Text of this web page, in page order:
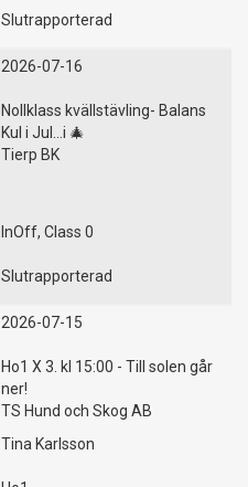
Slutrapporterad
2026-07-16
Nollklass kvällstävling- Balans
Kul i Jul...i 🎄
Tierp BK
InOff, Class 0
Slutrapporterad
2026-07-15
Ho1 X 3. kl 15:00 - Till solen går
ner!
TS Hund och Skog AB
Tina Karlsson